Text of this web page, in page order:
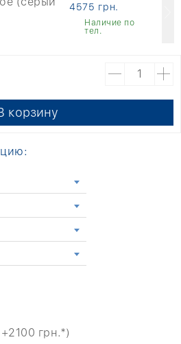
4575 грн.
Наличие по
тел.
корзину
грн.*)